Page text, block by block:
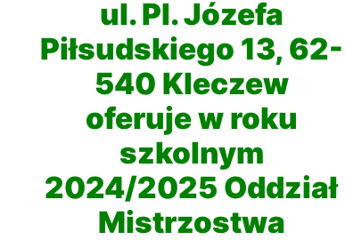
ul. Pl. Józefa
Piłsudskiego 13, 62-
540 Kleczew
oferuje w roku
szkolnym
2024/2025 Oddział
Mistrzostwa